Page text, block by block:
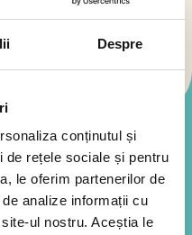
Despre
conținutul și
de rețele sociale și pentru
le oferim partenerilor de
analize informații cu
ul nostru. Aceștia le